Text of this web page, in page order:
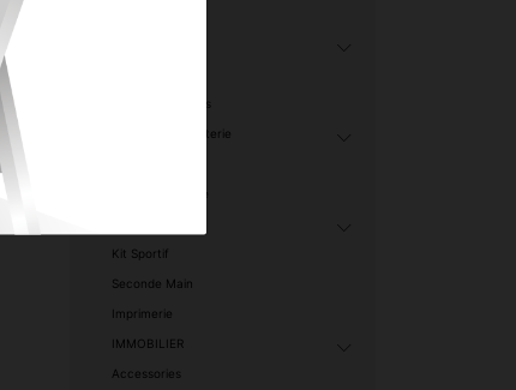
Mamans & Bébés
Librairie et papeterie
Kit Sportif
Seconde Main
Imprimerie
IMMOBILIER
Accessories